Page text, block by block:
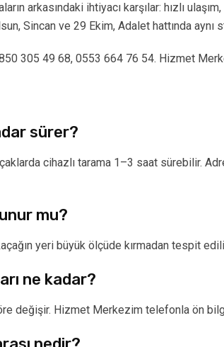
arkasındaki ihtiyacı karşılar: hızlı
Sincan ve 29 Ekim, Adalet hattında aynı
305 49 68, 0553 664 76 54. Hizmet
sürer?
cihazlı tarama 1–3 saat sürebilir.
mu?
yeri büyük ölçüde kırmadan tespit
ne kadar?
değişir. Hizmet Merkezim telefonla ön